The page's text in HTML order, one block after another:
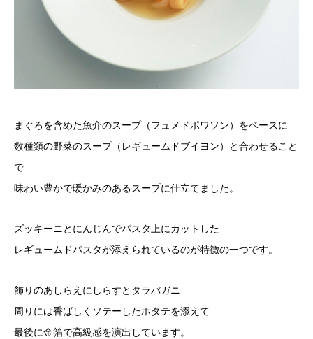
まぐろを含めた魚介のスープ（フュメドポワソン）をベースに
数種類の野菜のスープ（レギュームドブイヨン）と合わせること
で
味わい豊かで暖かみのあるスープに仕立てました。
ズッキーニとにんじんでパスタ上にカットした
レギュームドパスタが添えられているのが特徴の一つです。
飾りのあしらえにしらすとタラバガニ
周りには香ばしくソテーしたホタテを添えて
最後に金箔で高級感を演出しています。